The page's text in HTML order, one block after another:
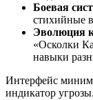
Боевая
стихийные
Эволюция
«Осколки
навыки
Интерфейс
индикатор